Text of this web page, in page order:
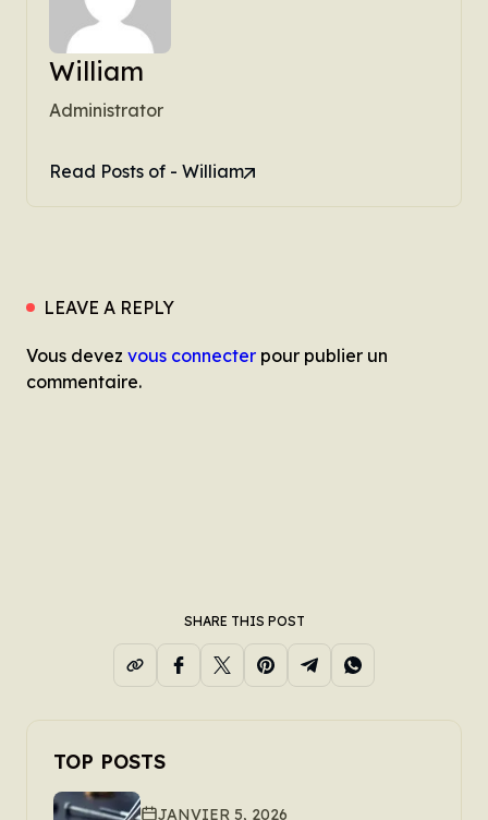
William
Administrator
Read Posts of - William
LEAVE A REPLY
Vous devez vous connecter pour publier un
commentaire.
SHARE THIS POST
TOP POSTS
JANVIER 5, 2026